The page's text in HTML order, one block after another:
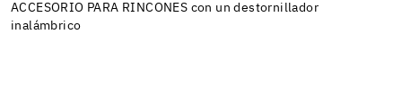
ACCESORIO PARA RINCONES con un destornillador
inalámbrico